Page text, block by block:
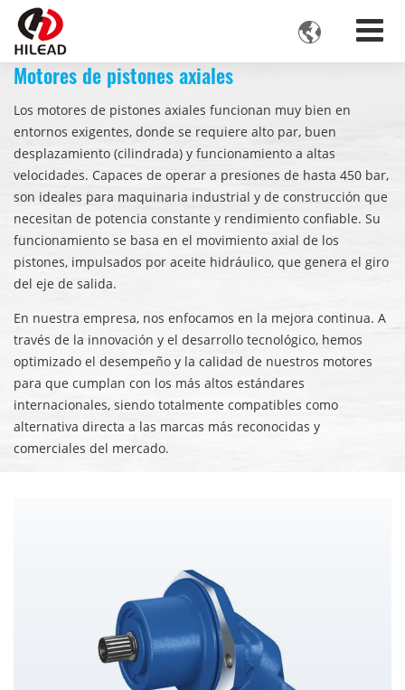

Motores de pistones axiales
Los motores de pistones axiales funcionan muy bien en
entornos exigentes, donde se requiere alto par, buen
desplazamiento (cilindrada) y funcionamiento a altas
velocidades. Capaces de operar a presiones de hasta 450 bar,
son ideales para maquinaria industrial y de construcción que
necesitan de potencia constante y rendimiento confiable. Su
funcionamiento se basa en el movimiento axial de los
pistones, impulsados por aceite hidráulico, que genera el giro
del eje de salida.
En nuestra empresa, nos enfocamos en la mejora continua. A
través de la innovación y el desarrollo tecnológico, hemos
optimizado el desempeño y la calidad de nuestros motores
para que cumplan con los más altos estándares
internacionales, siendo totalmente compatibles como
alternativa directa a las marcas más reconocidas y
comerciales del mercado.